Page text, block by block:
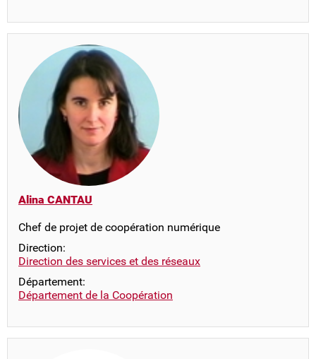
Alina CANTAU
Chef de projet de coopération numérique
Direction:
Direction des services et des réseaux
Département:
Département de la Coopération